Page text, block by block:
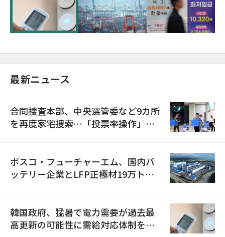
に需給対応体制を点検
最新ニュース
合同捜査本部、中央選管委など9カ所
を再度家宅捜索…「投票率操作」の
ポスコ・フューチャーエム、国内バ
ッテリー企業とLFP正極材19万トン
韓国政府、猛暑で電力需要が過去最
高更新の可能性に需給対応体制を点